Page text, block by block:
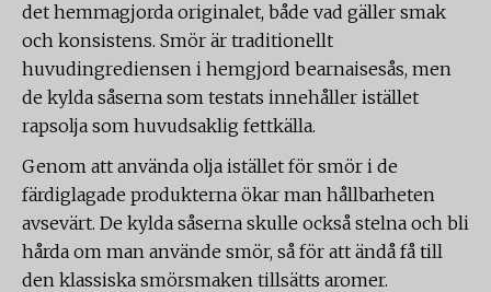
det hemmagjorda originalet, både vad gäller smak
och konsistens. Smör är traditionellt
huvudingrediensen i hemgjord bearnaisesås, men
de kylda såserna som testats innehåller istället
rapsolja som huvudsaklig fettkälla.
Genom att använda olja istället för smör i de
färdiglagade produkterna ökar man hållbarheten
avsevärt. De kylda såserna skulle också stelna och bli
hårda om man använde smör, så för att ändå få till
den klassiska smörsmaken tillsätts aromer.